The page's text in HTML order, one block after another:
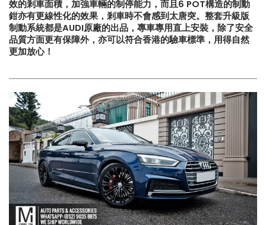
效的剎車面積，加強車輛的制停能力，而且6 POT構造的制動
鉗亦有更線性化的效果，剎車時不會感到太唐突。整套升級版
制動系統都是AUDI原廠的出品，專車專用直上安裝，除了安全
品質方面更有保障外，亦可以符合香港的驗車標準，用得自然
更加放心！
【再向經典致敬!! Suzuki Jimny
【打造一部更簡潔有力的Honda
Type-R FL5?!】
【電車買鈴有什麼要注意!! 承重
能力好重要!!】
【不能錯過的最新升級改
Instagram Reels】
【全球限量一部!! McLaren
650S Project Kilo升級攻